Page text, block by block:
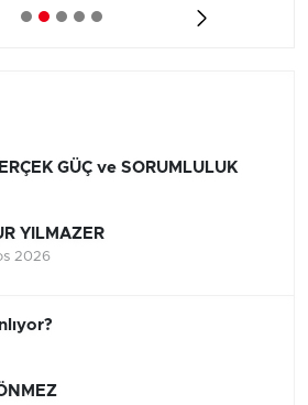
GÜÇ ve SORUMLULUK
YILMAZER
2026